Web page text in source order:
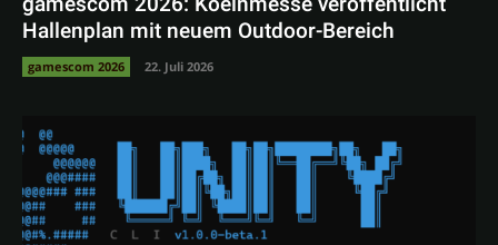
Hallenplan mit neuem Outdoor-Bereich
gamescom 2026 22. Juli 2026